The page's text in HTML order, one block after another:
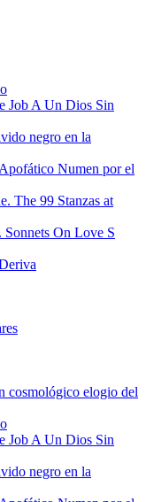
Job A Un Dios Sin
negro en la
Numen por el
The 99 Stanzas at
Sonnets On Love S
cosmológico elogio del
Job A Un Dios Sin
negro en la